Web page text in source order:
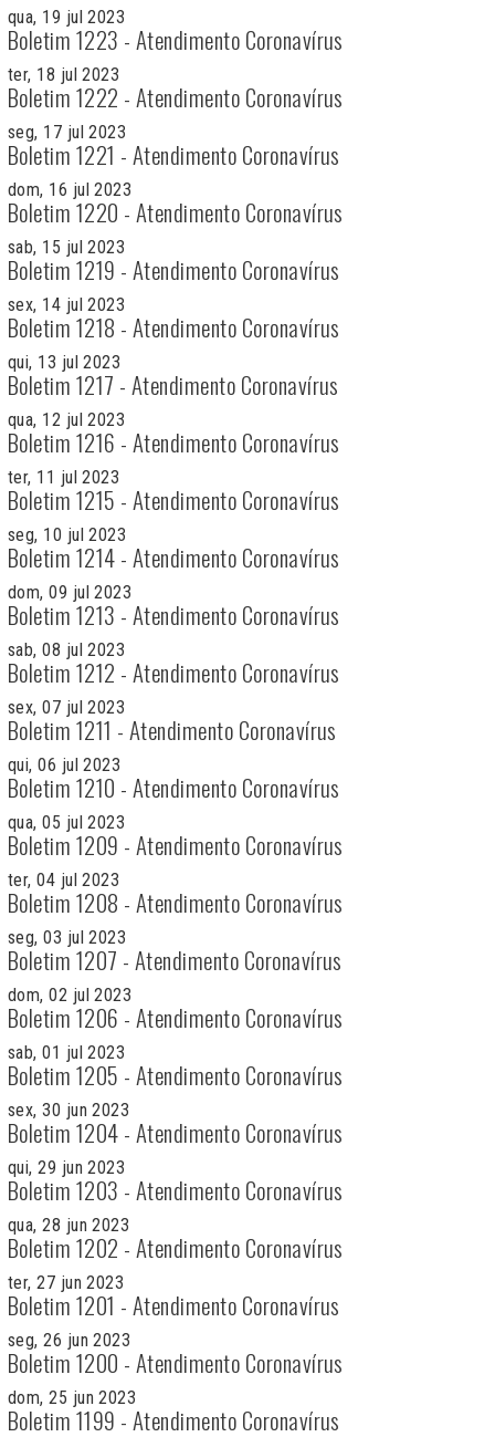
qua, 19 jul 2023
Boletim 1223 - Atendimento Coronavírus
ter, 18 jul 2023
Boletim 1222 - Atendimento Coronavírus
seg, 17 jul 2023
Boletim 1221 - Atendimento Coronavírus
dom, 16 jul 2023
Boletim 1220 - Atendimento Coronavírus
sab, 15 jul 2023
Boletim 1219 - Atendimento Coronavírus
sex, 14 jul 2023
Boletim 1218 - Atendimento Coronavírus
qui, 13 jul 2023
Boletim 1217 - Atendimento Coronavírus
qua, 12 jul 2023
Boletim 1216 - Atendimento Coronavírus
ter, 11 jul 2023
Boletim 1215 - Atendimento Coronavírus
seg, 10 jul 2023
Boletim 1214 - Atendimento Coronavírus
dom, 09 jul 2023
Boletim 1213 - Atendimento Coronavírus
sab, 08 jul 2023
Boletim 1212 - Atendimento Coronavírus
sex, 07 jul 2023
Boletim 1211 - Atendimento Coronavírus
qui, 06 jul 2023
Boletim 1210 - Atendimento Coronavírus
qua, 05 jul 2023
Boletim 1209 - Atendimento Coronavírus
ter, 04 jul 2023
Boletim 1208 - Atendimento Coronavírus
seg, 03 jul 2023
Boletim 1207 - Atendimento Coronavírus
dom, 02 jul 2023
Boletim 1206 - Atendimento Coronavírus
sab, 01 jul 2023
Boletim 1205 - Atendimento Coronavírus
sex, 30 jun 2023
Boletim 1204 - Atendimento Coronavírus
qui, 29 jun 2023
Boletim 1203 - Atendimento Coronavírus
qua, 28 jun 2023
Boletim 1202 - Atendimento Coronavírus
ter, 27 jun 2023
Boletim 1201 - Atendimento Coronavírus
seg, 26 jun 2023
Boletim 1200 - Atendimento Coronavírus
dom, 25 jun 2023
Boletim 1199 - Atendimento Coronavírus